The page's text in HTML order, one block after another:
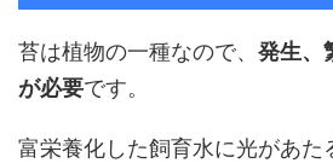
苔は植物の一種なので、 発生、
が必要です。
富栄養化した飼育水に光があた